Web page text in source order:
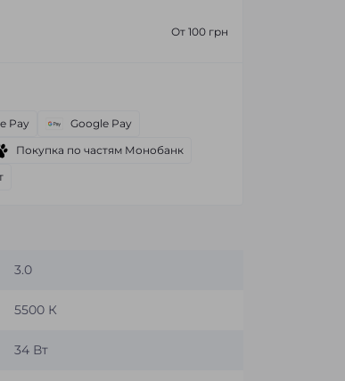
От 100 грн
Pay
Google Pay
Покупка по частям Монобанк
3.0
5500 К
34 Вт